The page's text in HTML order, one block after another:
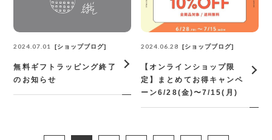
2024.07.01 ショップブログ
無料ギフトラッピング終了
のお知らせ
2024.06.28 ショップブログ
【オンラインショップ限
定】まとめてお得キャンペ
ーン6/28(金)〜7/15(月)